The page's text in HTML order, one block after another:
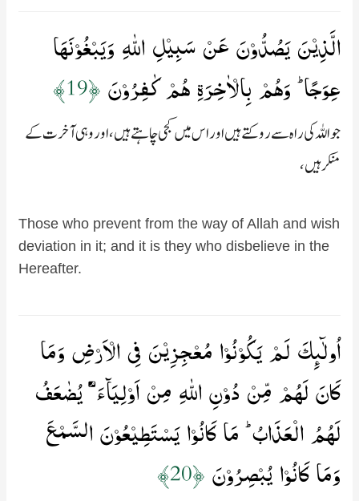
الَّذِيۡنَ يَصُدُّوۡنَ عَنۡ سَبِيۡلِ اللّٰهِ وَيَبۡغُوۡنَهَا
عِوَجًا ؕ وَهُمۡ بِالۡاٰخِرَةِ هُمۡ كٰفِرُوۡنَ‏﴿19﴾
جو اللہ کی راہ سے روکتے ہیں اور اس میں کجی چاہتے ہیں، اور وہی آخرت کے
منکر ہیں،
Those who prevent from the way of Allah and wish
deviation in it; and it is they who disbelieve in the
Hereafter.
اُولٰٓٮِٕكَ لَمۡ يَكُوۡنُوۡا مُعۡجِزِيۡنَ فِى الۡاَرۡضِ وَمَا
كَانَ لَهُمۡ مِّنۡ دُوۡنِ اللّٰهِ مِنۡ اَوۡلِيَآءَ​ ۘ يُضٰعَفُ
لَهُمُ الۡعَذَابُ​ ؕ مَا كَانُوۡا يَسۡتَطِيۡعُوۡنَ السَّمۡعَ
وَمَا كَانُوۡا يُبۡصِرُوۡنَ‏﴿20﴾